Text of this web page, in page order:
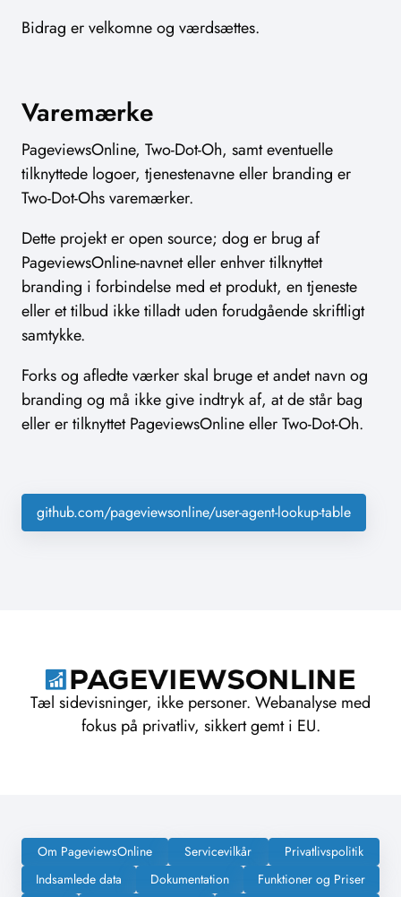
Bidrag er velkomne og værdsættes.
Varemærke
PageviewsOnline, Two-Dot-Oh, samt eventuelle
tilknyttede logoer, tjenestenavne eller branding er
Two-Dot-Ohs varemærker.
Dette projekt er open source; dog er brug af
PageviewsOnline-navnet eller enhver tilknyttet
branding i forbindelse med et produkt, en tjeneste
eller et tilbud ikke tilladt uden forudgående skriftligt
samtykke.
Forks og afledte værker skal bruge et andet navn og
branding og må ikke give indtryk af, at de står bag
eller er tilknyttet PageviewsOnline eller Two-Dot-Oh.
github.com/pageviewsonline/user-agent-lookup-table
Tæl sidevisninger, ikke personer. Webanalyse med
fokus på privatliv, sikkert gemt i EU.
Om PageviewsOnline Servicevilkår
Privatlivspolitik
Indsamlede data
Dokumentation Funktioner og Priser